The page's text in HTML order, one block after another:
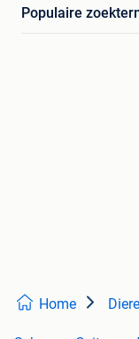
Populaire
Home